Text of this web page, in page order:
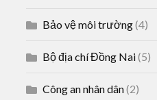
Bảo vệ môi trường(4)
Bộ địa chí Đồng Nai(5)
Công an nhân dân(2)